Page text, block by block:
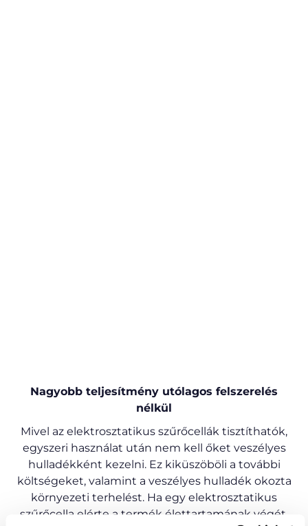
Nagyobb teljesítmény utólagos felszerelés
nélkül
Mivel az elektrosztatikus szűrőcellák tisztíthatók,
egyszeri használat után nem kell őket veszélyes
hulladékként kezelni. Ez kiküszöböli a további
költségeket, valamint a veszélyes hulladék okozta
környezeti terhelést. Ha egy elektrosztatikus
szűrőcella elérte a termék élettartamának végét,